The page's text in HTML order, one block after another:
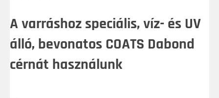
A varráshoz speciális, víz- és UV
álló, bevonatos COATS Dabond
cérnát használunk